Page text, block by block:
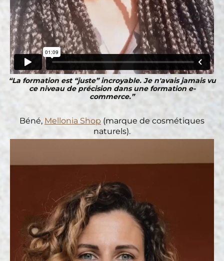
“La formation est “juste” incroyable. Je n'avais jamais vu
ce niveau de précision dans une formation e-
commerce.”
Béné, Mellonia Shop (marque de cosmétiques
naturels).